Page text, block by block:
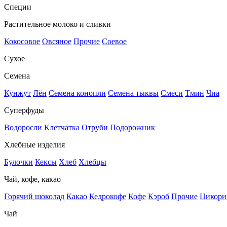
Специи
Растительное молоко и сливки
Кокосовое Овсяное Прочие Соевое
Сухое
Семена
Кунжут Лён Семена конопли Семена тыквы Смеси Тмин Чиа
Суперфуды
Водоросли Клетчатка Отруби Подорожник
Хлебные изделия
Булочки Кексы Хлеб Хлебцы
Чай, кофе, какао
Горячий шоколад Какао Кедрокофе Кофе Кэроб Прочие
Чай